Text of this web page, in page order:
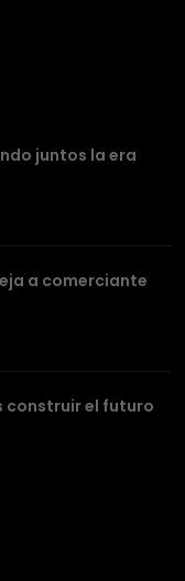
juntos la era
a comerciante
construir el futuro